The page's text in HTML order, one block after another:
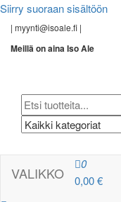
Siirry suoraan sisältöön
| myynti@isoale.fi |
Meillä on aina Iso Ale
VALIKKO
0
0,00 €